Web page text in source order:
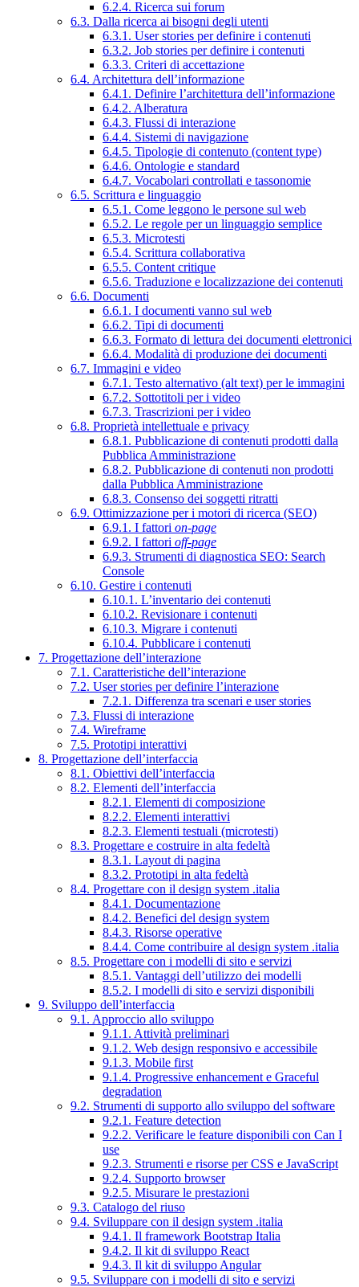
6.2.4. Ricerca sui forum
6.3. Dalla ricerca ai bisogni degli utenti
6.3.1. User stories per definire i contenuti
6.3.2. Job stories per definire i contenuti
6.3.3. Criteri di accettazione
6.4. Architettura dell’informazione
6.4.1. Definire l’architettura dell’informazione
6.4.2. Alberatura
6.4.3. Flussi di interazione
6.4.4. Sistemi di navigazione
6.4.5. Tipologie di contenuto (content type)
6.4.6. Ontologie e standard
6.4.7. Vocabolari controllati e tassonomie
6.5. Scrittura e linguaggio
6.5.1. Come leggono le persone sul web
6.5.2. Le regole per un linguaggio semplice
6.5.3. Microtesti
6.5.4. Scrittura collaborativa
6.5.5. Content critique
6.5.6. Traduzione e localizzazione dei contenuti
6.6. Documenti
6.6.1. I documenti vanno sul web
6.6.2. Tipi di documenti
6.6.3. Formato di lettura dei documenti elettronici
6.6.4. Modalità di produzione dei documenti
6.7. Immagini e video
6.7.1. Testo alternativo (alt text) per le immagini
6.7.2. Sottotitoli per i video
6.7.3. Trascrizioni per i video
6.8. Proprietà intellettuale e privacy
6.8.1. Pubblicazione di contenuti prodotti dalla
Pubblica Amministrazione
6.8.2. Pubblicazione di contenuti non prodotti
dalla Pubblica Amministrazione
6.8.3. Consenso dei soggetti ritratti
6.9. Ottimizzazione per i motori di ricerca (SEO)
6.9.1. I fattori on-page
6.9.2. I fattori off-page
6.9.3. Strumenti di diagnostica SEO: Search
Console
6.10. Gestire i contenuti
6.10.1. L’inventario dei contenuti
6.10.2. Revisionare i contenuti
6.10.3. Migrare i contenuti
6.10.4. Pubblicare i contenuti
7. Progettazione dell’interazione
7.1. Caratteristiche dell’interazione
7.2. User stories per definire l’interazione
7.2.1. Differenza tra scenari e user stories
7.3. Flussi di interazione
7.4. Wireframe
7.5. Prototipi interattivi
8. Progettazione dell’interfaccia
8.1. Obiettivi dell’interfaccia
8.2. Elementi dell’interfaccia
8.2.1. Elementi di composizione
8.2.2. Elementi interattivi
8.2.3. Elementi testuali (microtesti)
8.3. Progettare e costruire in alta fedeltà
8.3.1. Layout di pagina
8.3.2. Prototipi in alta fedeltà
8.4. Progettare con il design system .italia
8.4.1. Documentazione
8.4.2. Benefici del design system
8.4.3. Risorse operative
8.4.4. Come contribuire al design system .italia
8.5. Progettare con i modelli di sito e servizi
8.5.1. Vantaggi dell’utilizzo dei modelli
8.5.2. I modelli di sito e servizi disponibili
9. Sviluppo dell’interfaccia
9.1. Approccio allo sviluppo
9.1.1. Attività preliminari
9.1.2. Web design responsivo e accessibile
9.1.3. Mobile first
9.1.4. Progressive enhancement e Graceful
degradation
9.2. Strumenti di supporto allo sviluppo del software
9.2.1. Feature detection
9.2.2. Verificare le feature disponibili con Can I
use
9.2.3. Strumenti e risorse per CSS e JavaScript
9.2.4. Supporto browser
9.2.5. Misurare le prestazioni
9.3. Catalogo del riuso
9.4. Sviluppare con il design system .italia
9.4.1. Il framework Bootstrap Italia
9.4.2. Il kit di sviluppo React
9.4.3. Il kit di sviluppo Angular
9.5. Sviluppare con i modelli di sito e servizi